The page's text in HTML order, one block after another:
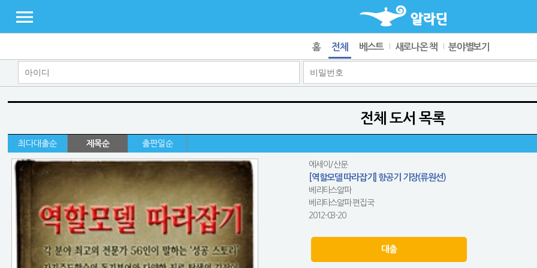
홈 전체 베스트 새로나온 책 분야별보기
전체 도서 목록
최다대출순 제목순 출판일순
에세이/산문
[역할모델 따라잡기] 항공기 기장(류원선)
베리타스알파
베리타스알파 편집국
2012-03-20
대출